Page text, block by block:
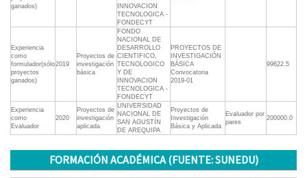
ganados)
INNOVACION
TECNOLOGICA -
FONDECYT
Experiencia
como
formulador(sólo
proyectos
ganados)
2019
Proyectos de
investigación
básica
FONDO
NACIONAL DE
DESARROLLO
CIENTIFICO,
TECNOLOGICO
Y DE
INNOVACION
TECNOLOGICA -
FONDECYT
PROYECTOS DE
INVESTIGACIÓN
BÁSICA
Convocatoria
2019-01
99622.5
Experiencia
como
Evaluador
2020
Proyectos de
investigación
aplicada
UNIVERSIDAD
NACIONAL DE
SAN AGUSTÍN
DE AREQUIPA
Proyectos de
Investigación
Básica y Aplicada
Evaluador por
pares
200000.0
FORMACIÓN ACADÉMICA (FUENTE: SUNEDU)